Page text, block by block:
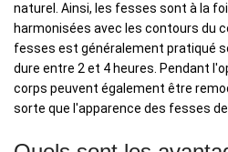
naturel. Ainsi, les fesses sont à la
harmonisées avec les contours du
fesses est généralement pratiqué
dure entre 2 et 4 heures. Pendant
corps peuvent également être
sorte que l'apparence des fesses